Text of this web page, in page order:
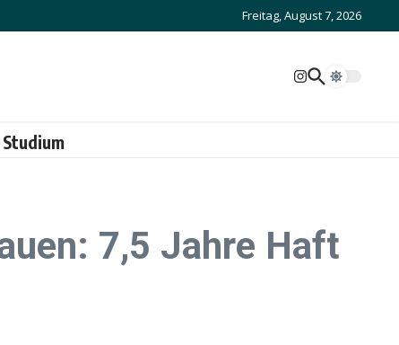
Freitag, August 7, 2026
Studium
7,5 Jahre Haft